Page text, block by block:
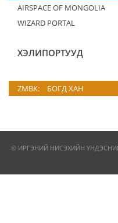
AIRSPACE OF MONGOLIA
WIZARD PORTAL
ХЭЛИПОРТУУД
ZMBK: БОГД ХАН
© ИРГЭНИЙ НИСЭХИЙН